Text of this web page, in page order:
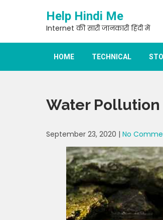
Help Hindi Me
Internet की सारी जानकारी हिंदी में
HOME TECHNICAL
Water Pollution
September 23, 2020 | No